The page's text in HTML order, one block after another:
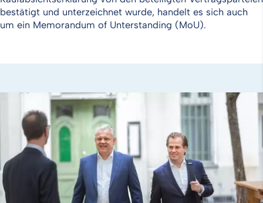
bestätigt und unterzeichnet wurde, handelt es sich auch
um ein Memorandum of Unterstanding (MoU).